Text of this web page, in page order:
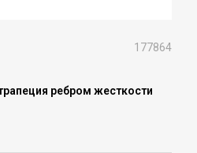
177864
ребром жесткости